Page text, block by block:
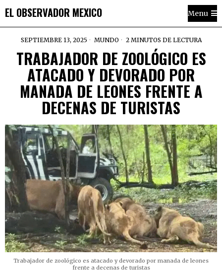
EL OBSERVADOR MEXICO Menu
SEPTIEMBRE 13, 2025 MUNDO 2 MINUTOS DE LECTURA
TRABAJADOR DE ZOOLÓGICO ES
ATACADO Y DEVORADO POR
MANADA DE LEONES FRENTE A
DECENAS DE TURISTAS
Trabajador de zoológico es atacado y devorado por manada de leones
frente a decenas de turistas